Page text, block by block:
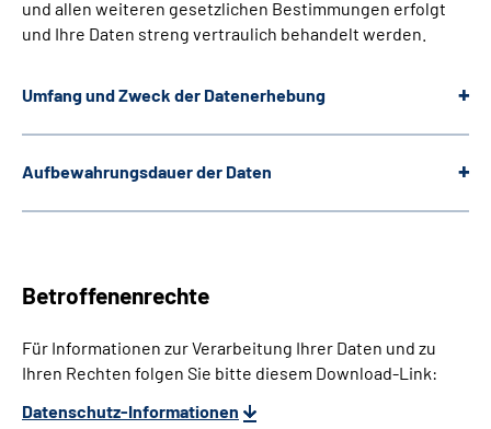
und allen weiteren gesetzlichen Bestimmungen erfolgt
und Ihre Daten streng vertraulich behandelt werden.
Umfang und Zweck der Datenerhebung
Aufbewahrungsdauer der Daten
Betroffenenrechte
Für Informationen zur Verarbeitung Ihrer Daten und zu
Ihren Rechten folgen Sie bitte diesem Download-Link:
Datenschutz-Informationen